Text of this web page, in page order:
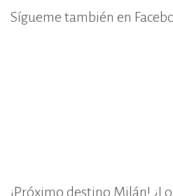
Sígueme también en
¡Próximo destino Milán!